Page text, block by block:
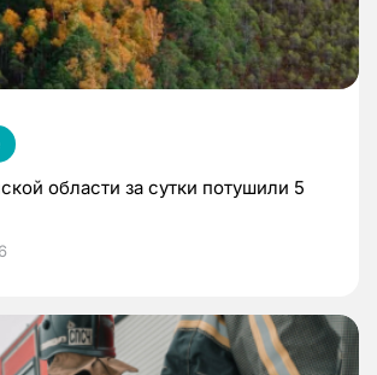
области за сутки потушили 5